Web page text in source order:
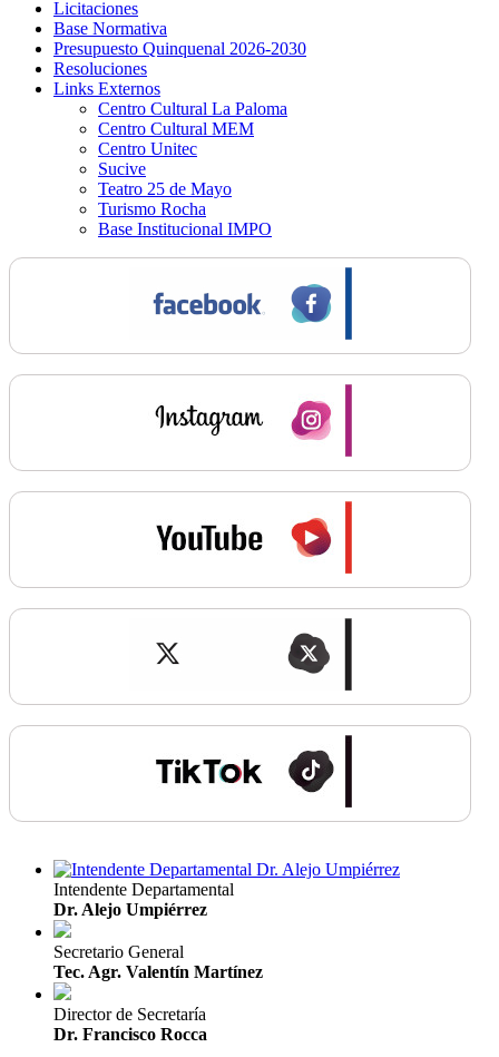
Licitaciones
Base Normativa
Presupuesto Quinquenal 2026-2030
Resoluciones
Links Externos
Centro Cultural La Paloma
Centro Cultural MEM
Centro Unitec
Sucive
Teatro 25 de Mayo
Turismo Rocha
Base Institucional IMPO
Intendente Departamental
Dr. Alejo Umpiérrez
Secretario General
Tec. Agr. Valentín Martínez
Director de Secretaría
Dr. Francisco Rocca